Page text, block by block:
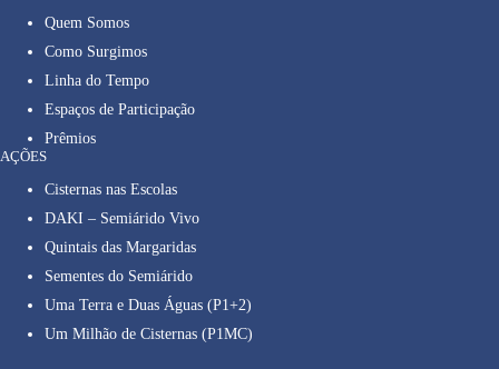
Quem Somos
Como Surgimos
Linha do Tempo
Espaços de Participação
Prêmios
AÇÕES
Cisternas nas Escolas
DAKI – Semiárido Vivo
Quintais das Margaridas
Sementes do Semiárido
Uma Terra e Duas Águas (P1+2)
Um Milhão de Cisternas (P1MC)